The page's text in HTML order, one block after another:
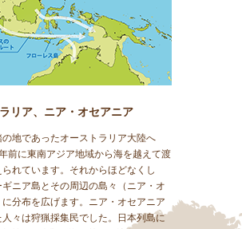
リア、ニア・オセアニア
地であったオーストラリア大陸へ
前に東南アジア地域から海を越えて渡
れています。それからほどなくし
ニア島とその周辺の島々（ニア・オ
分布を広げます。ニア・オセアニア
々は狩猟採集民でした。日本列島に